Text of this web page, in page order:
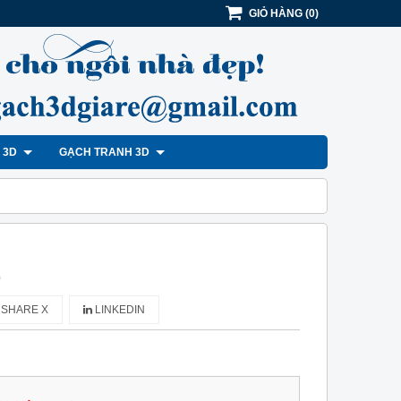
GIỎ HÀNG (0)
3D GẠCH TRANH 3D
SHARE X LINKEDIN